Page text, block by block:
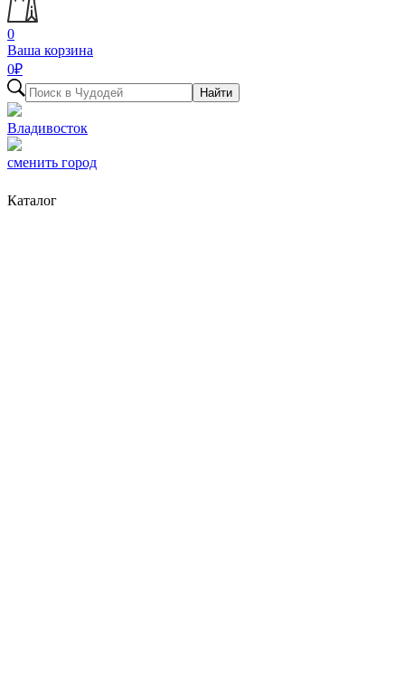
0
Ваша корзина
0₽
Найти
Владивосток
сменить город
Каталог